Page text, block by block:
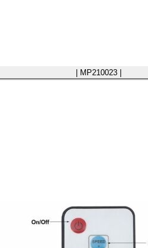
| MP210023 |